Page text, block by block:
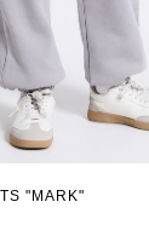
"MARK"